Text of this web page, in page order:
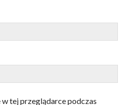
tej przeglądarce podczas